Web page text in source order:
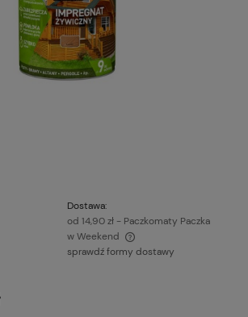
Dostawa:
od 14,90 zł - Paczkomaty Paczka
w Weekend
ewentualnych kosztów płatności
sprawdź formy dostawy